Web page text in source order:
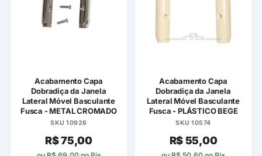
Acabamento Capa
Dobradiça da Janela
Lateral Móvel Basculante
Fusca - METAL CROMADO
SKU 10926
R$75,00
Acabamento Capa
Dobradiça da Janela
Lateral Móvel Basculante
Fusca - PLÁSTICO BEGE
SKU 10574
R$55,00